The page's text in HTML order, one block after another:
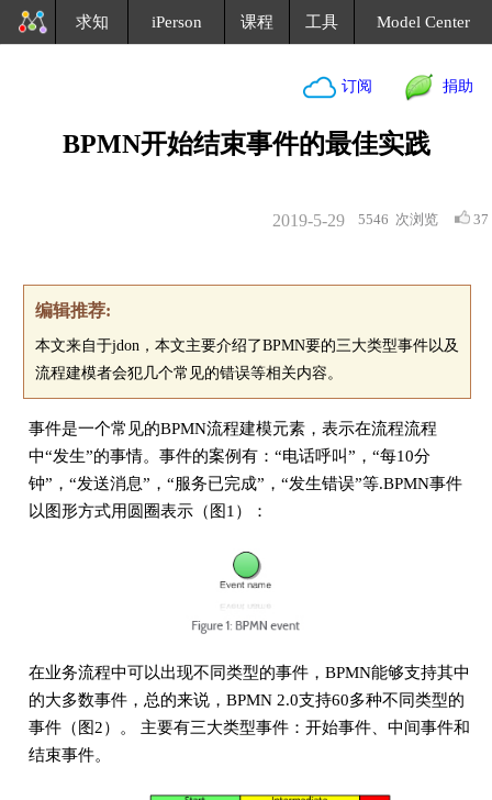
求知 iPerson 课程 工具 Model Center
订阅 捐助
BPMN开始结束事件的最佳实践
5546 次浏览 37
2019-5-29
编辑推荐:
本文来自于jdon，本文主要介绍了BPMN要的三大类型事件以及
流程建模者会犯几个常见的错误等相关内容。
事件是一个常见的BPMN流程建模元素，表示在流程流程
中“发生”的事情。事件的案例有：“电话呼叫”，“每10分
钟”，“发送消息”，“服务已完成”，“发生错误”等.BPMN事件
以图形方式用圆圈表示（图1）：
在业务流程中可以出现不同类型的事件，BPMN能够支持其中
的大多数事件，总的来说，BPMN 2.0支持60多种不同类型的
事件（图2）。 主要有三大类型事件：开始事件、中间事件和
结束事件。